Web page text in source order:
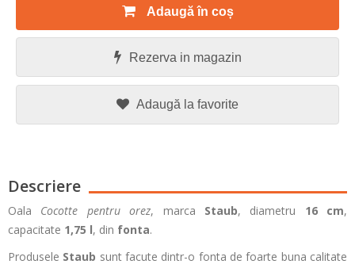
Adaugă în coș
Rezerva in magazin
Adaugă la favorite
Descriere
Oala Cocotte pentru orez, marca Staub, diametru 16 cm,
capacitate 1,75 l, din fonta.
Produsele Staub sunt facute dintr-o fonta de foarte buna calitate